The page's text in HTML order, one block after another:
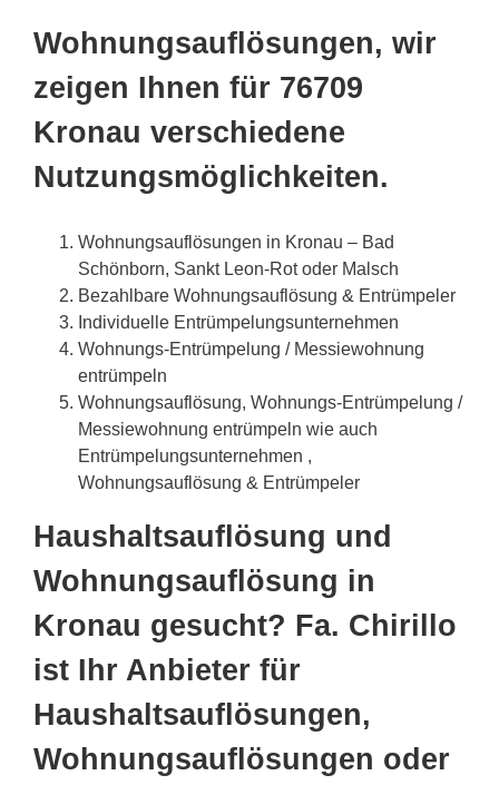
Wohnungsauflösungen, wir
zeigen Ihnen für 76709
Kronau verschiedene
Nutzungsmöglichkeiten.
Wohnungsauflösungen in Kronau – Bad
Schönborn, Sankt Leon-Rot oder Malsch
Bezahlbare Wohnungsauflösung & Entrümpeler
Individuelle Entrümpelungsunternehmen
Wohnungs-Entrümpelung / Messiewohnung
entrümpeln
Wohnungsauflösung, Wohnungs-Entrümpelung /
Messiewohnung entrümpeln wie auch
Entrümpelungsunternehmen ,
Wohnungsauflösung & Entrümpeler
Haushaltsauflösung und
Wohnungsauflösung in
Kronau gesucht? Fa. Chirillo
ist Ihr Anbieter für
Haushaltsauflösungen,
Wohnungsauflösungen oder